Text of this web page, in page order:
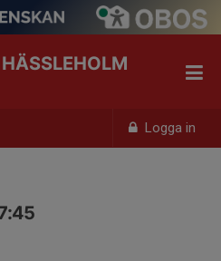
Logga in